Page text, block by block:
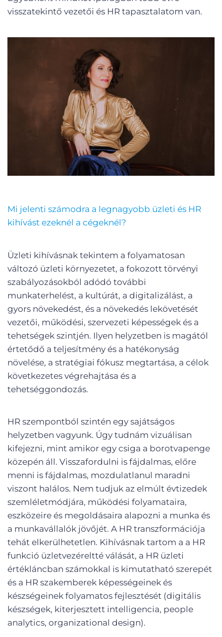
visszatekintő vezetői és HR tapasztalatom van.
Mi jelenti számodra a legnagyobb üzleti és HR
kihívást ezeknél a cégeknél?
Üzleti kihívásnak tekintem a folyamatosan
változó üzleti környezetet, a fokozott törvényi
szabályozásokból adódó további
munkaterhelést, a kultúrát, a digitalizálást, a
gyors növekedést, és a növekedés lekövetését
vezetői, működési, szervezeti képességek és a
tehetségek szintjén. Ilyen helyzetben is magától
értetődő a teljesítmény és a hatékonyság
növelése, a stratégiai fókusz megtartása, a célok
következetes végrehajtása és a
tehetséggondozás.
HR szempontból szintén egy sajátságos
helyzetben vagyunk. Úgy tudnám vizuálisan
kifejezni, mint amikor egy csiga a borotvapenge
közepén áll. Visszafordulni is fájdalmas, előre
menni is fájdalmas, mozdulatlanul maradni
viszont halálos. Nem tudjuk az elmúlt évtizedek
szemléletmódjára, működési folyamataira,
eszközeire és megoldásaira alapozni a munka és
a munkavállalók jövőjét. A HR transzformációja
tehát elkerülhetetlen. Kihívásnak tartom a a HR
funkció üzletvezéreltté válását, a HR üzleti
értékláncban számokkal is kimutatható szerepét
és a HR szakemberek képességeinek és
készségeinek folyamatos fejlesztését (digitális
készségek, kiterjesztett intelligencia, people
analytics, organizational design).